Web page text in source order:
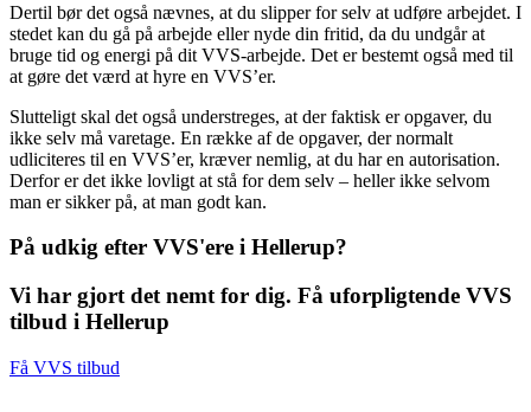
Dertil bør det også nævnes, at du slipper for selv at udføre arbejdet. I
stedet kan du gå på arbejde eller nyde din fritid, da du undgår at
bruge tid og energi på dit VVS-arbejde. Det er bestemt også med til
at gøre det værd at hyre en VVS’er.
Slutteligt skal det også understreges, at der faktisk er opgaver, du
ikke selv må varetage. En række af de opgaver, der normalt
udliciteres til en VVS’er, kræver nemlig, at du har en autorisation.
Derfor er det ikke lovligt at stå for dem selv – heller ikke selvom
man er sikker på, at man godt kan.
På udkig efter VVS'ere i Hellerup?
Vi har gjort det nemt for dig. Få uforpligtende VVS
tilbud i Hellerup
Få VVS tilbud